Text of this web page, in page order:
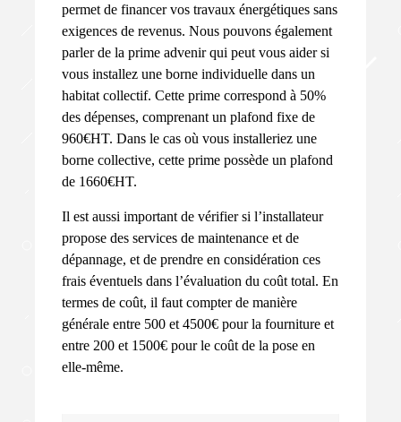
permet de financer vos travaux énergétiques sans
exigences de revenus. Nous pouvons également
parler de la prime advenir qui peut vous aider si
vous installez une borne individuelle dans un
habitat collectif. Cette prime correspond à 50%
des dépenses, comprenant un plafond fixe de
960€HT. Dans le cas où vous installeriez une
borne collective, cette prime possède un plafond
de 1660€HT.
Il est aussi important de vérifier si l’installateur
propose des services de maintenance et de
dépannage, et de prendre en considération ces
frais éventuels dans l’évaluation du coût total. En
termes de coût, il faut compter de manière
générale entre 500 et 4500€ pour la fourniture et
entre 200 et 1500€ pour le coût de la pose en
elle-même.